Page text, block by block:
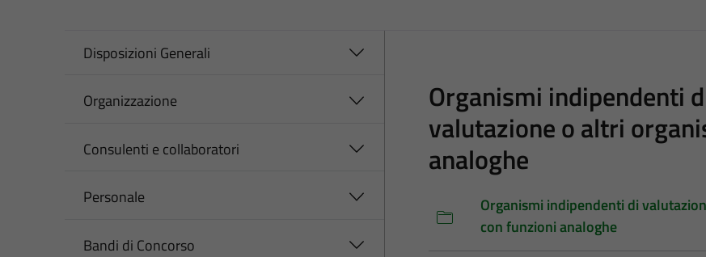
Disposizioni Generali
Organizzazione
Consulenti e collaboratori
Personale
Bandi di Concorso
Organismi indipendenti
valutazione o altri
analoghe
Organismi indipendenti di
con funzioni analoghe